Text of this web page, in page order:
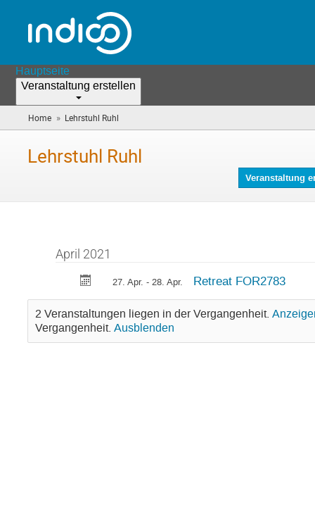
Hauptseite
Veranstaltung erstellen
Home » Lehrstuhl Ruhl
sind
Lehrstuhl Ruhl
Veranstaltung
April 2021
27. Apr. - 28. Apr. Retreat FOR2783
2 Veranstaltungen liegen in der Vergangenheit.
Vergangenheit. Ausblenden